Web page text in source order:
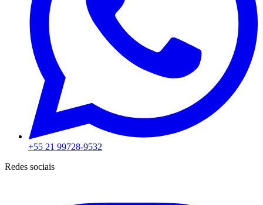
+55 21 99728-9532
Redes sociais